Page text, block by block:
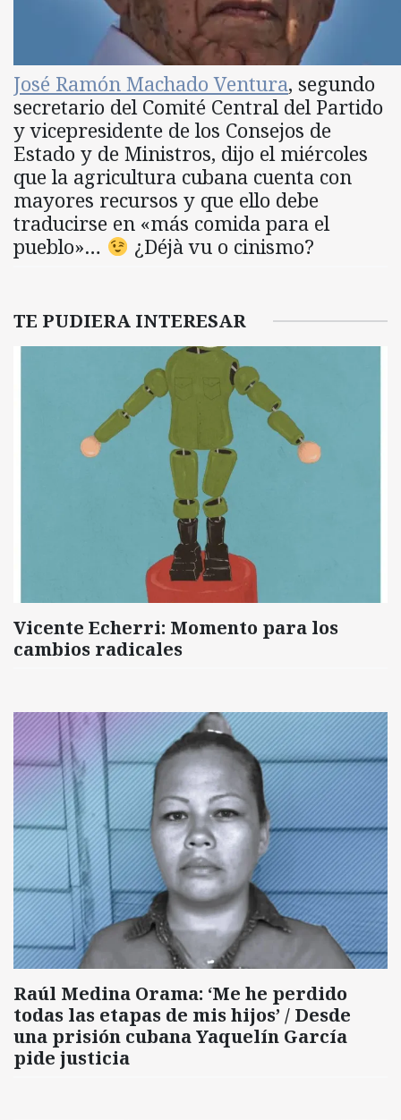
José Ramón Machado Ventura, segundo
secretario del Comité Central del Partido
y vicepresidente de los Consejos de
Estado y de Ministros, dijo el miércoles
que la agricultura cubana cuenta con
mayores recursos y que ello debe
traducirse en «más comida para el
pueblo»…
¿Déjà vu o cinismo?
TE PUDIERA INTERESAR
Vicente Echerri: Momento para los
cambios radicales
Raúl Medina Orama: ‘Me he perdido
todas las etapas de mis hijos’ / Desde
una prisión cubana Yaquelín García
pide justicia